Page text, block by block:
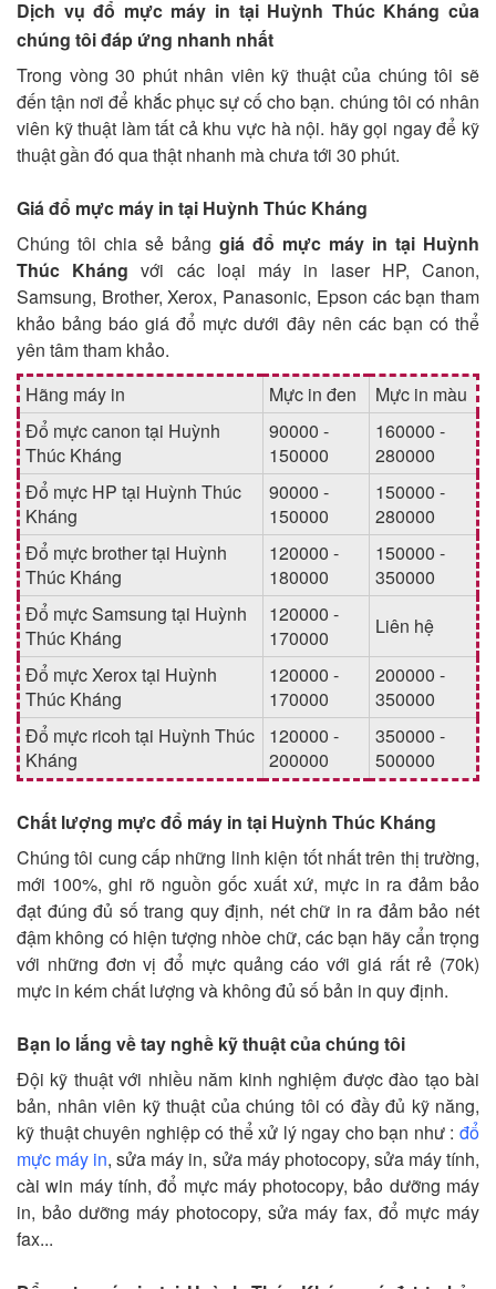
Dịch vụ đổ mực máy in tại Huỳnh Thúc Kháng của
chúng tôi đáp ứng nhanh nhất
Trong vòng 30 phút nhân viên kỹ thuật của chúng tôi sẽ
đến tận nơi để khắc phục sự cố cho bạn. chúng tôi có nhân
viên kỹ thuật làm tất cả khu vực hà nội. hãy gọi ngay để kỹ
thuật gần đó qua thật nhanh mà chưa tới 30 phút.
Giá đổ mực máy in tại Huỳnh Thúc Kháng
Chúng tôi chia sẻ bảng giá đổ mực máy in tại Huỳnh
Thúc Kháng với các loại máy in laser HP, Canon,
Samsung, Brother, Xerox, Panasonic, Epson các bạn tham
khảo bảng báo giá đổ mực dưới đây nên các bạn có thể
yên tâm tham khảo.
Hãng máy in
Mực in đen
Mực in màu
Đổ mực canon tại Huỳnh
Thúc Kháng
90000 -
150000
160000 -
280000
Đổ mực HP tại Huỳnh Thúc
Kháng
90000 -
150000
150000 -
280000
Đổ mực brother tại Huỳnh
Thúc Kháng
120000 -
180000
150000 -
350000
Đổ mực Samsung tại Huỳnh
Thúc Kháng
120000 -
170000
Liên hệ
Đổ mực Xerox tại Huỳnh
Thúc Kháng
120000 -
170000
200000 -
350000
Đổ mực ricoh tại Huỳnh Thúc
Kháng
120000 -
200000
350000 -
500000
Chất lượng mực đổ máy in tại Huỳnh Thúc Kháng
Chúng tôi cung cấp những linh kiện tốt nhất trên thị trường,
mới 100%, ghi rõ nguồn gốc xuất xứ, mực in ra đảm bảo
đạt đúng đủ số trang quy định, nét chữ in ra đảm bảo nét
đậm không có hiện tượng nhòe chữ, các bạn hãy cẩn trọng
với những đơn vị đổ mực quảng cáo với giá rất rẻ (70k)
mực in kém chất lượng và không đủ số bản in quy định.
Bạn lo lắng về tay nghề kỹ thuật của chúng tôi
Đội kỹ thuật với nhiều năm kinh nghiệm được đào tạo bài
bản, nhân viên kỹ thuật của chúng tôi có đầy đủ kỹ năng,
kỹ thuật chuyên nghiệp có thể xử lý ngay cho bạn như : đổ
mực máy in, sửa máy in, sửa máy photocopy, sửa máy tính,
cài win máy tính, đổ mực máy photocopy, bảo dưỡng máy
in, bảo dưỡng máy photocopy, sửa máy fax, đổ mực máy
fax...